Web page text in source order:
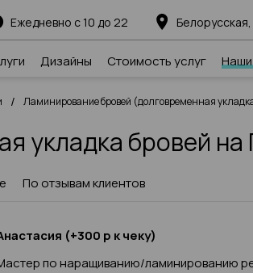
Ежедневно с 10 до 22
Дизайны Стоимость услуг
/ Ламинирование бровей (долговременная
укладка бровей
По отзывам клиентов
(+300 р к чеку)
по наращиванию/ламинированию